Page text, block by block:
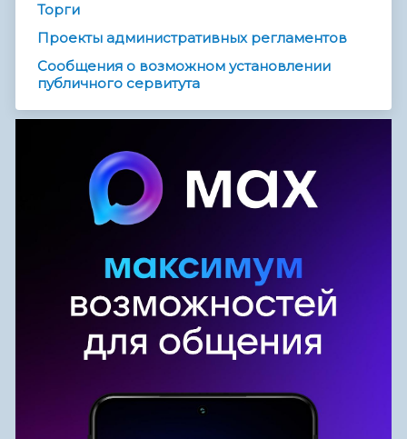
Торги
Проекты административных регламентов
Сообщения о возможном установлении
публичного сервитута